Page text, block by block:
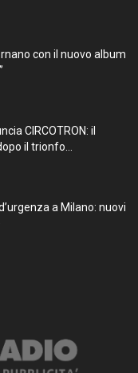
con il nuovo album
CIRCOTRON: il
il trionfo...
a Milano: nuovi